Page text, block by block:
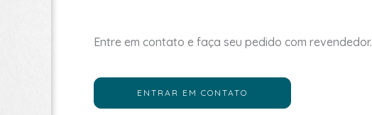
Entre em contato e faça seu pedido com revendedor.
ENTRAR EM CONTATO